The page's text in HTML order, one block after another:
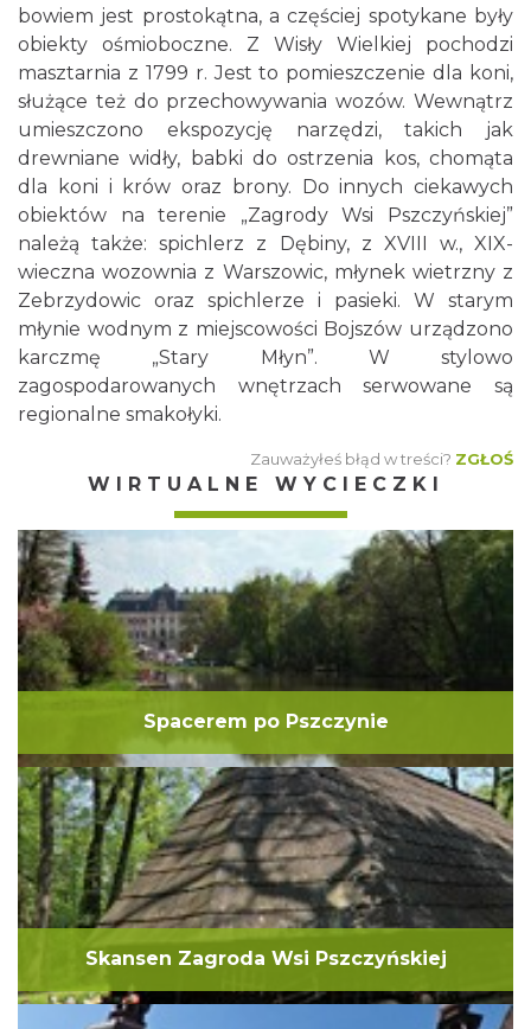
bowiem jest prostokątna, a częściej spotykane były
obiekty ośmioboczne. Z Wisły Wielkiej pochodzi
masztarnia z 1799 r. Jest to pomieszczenie dla koni,
służące też do przechowywania wozów. Wewnątrz
umieszczono ekspozycję narzędzi, takich jak
drewniane widły, babki do ostrzenia kos, chomąta
dla koni i krów oraz brony. Do innych ciekawych
obiektów na terenie „Zagrody Wsi Pszczyńskiej”
należą także: spichlerz z Dębiny, z XVIII w., XIX-
wieczna wozownia z Warszowic, młynek wietrzny z
Zebrzydowic oraz spichlerze i pasieki. W starym
młynie wodnym z miejscowości Bojszów urządzono
karczmę „Stary Młyn”. W stylowo
zagospodarowanych wnętrzach serwowane są
regionalne smakołyki.
Zauważyłeś błąd w treści? ZGŁOŚ
WIRTUALNE WYCIECZKI
Spacerem po Pszczynie
Skansen Zagroda Wsi Pszczyńskiej